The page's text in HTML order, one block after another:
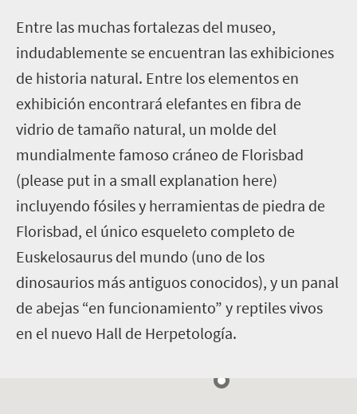
Entre las muchas fortalezas del museo,
indudablemente se encuentran las exhibiciones
de historia natural. Entre los elementos en
exhibición encontrará elefantes en fibra de
vidrio de tamaño natural, un molde del
mundialmente famoso cráneo de Florisbad
(please put in a small explanation here)
incluyendo fósiles y herramientas de piedra de
Florisbad, el único esqueleto completo de
Euskelosaurus del mundo (uno de los
dinosaurios más antiguos conocidos), y un panal
de abejas “en funcionamiento” y reptiles vivos
en el nuevo Hall de Herpetología.